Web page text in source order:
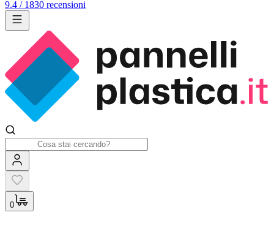
9.4 / 1830 recensioni
0